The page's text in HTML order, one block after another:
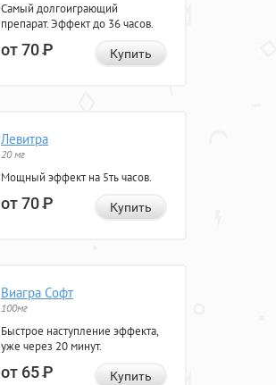
Самый долгоиграющий
препарат. Эффект до 36 часов.
от 70Р Купить
Левитра
20 мг
Мощный эффект на 5ть часов.
от 70Р Купить
Виагра Софт
100мг
Быстрое наступление эффекта,
уже через 20 минут.
от 65Р Купить